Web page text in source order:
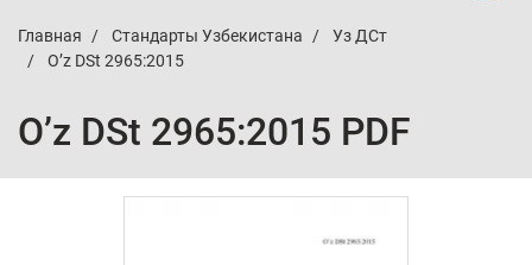
Главная Стандарты Узбекистана
Уз ДСт
O’z DSt 2965:2015
O’z DSt 2965:2015 PDF